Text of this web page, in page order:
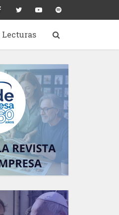
Lecturas